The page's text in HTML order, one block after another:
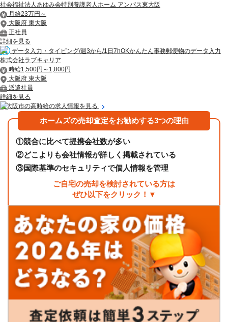
社会福祉法人あゆみ会特別養護老人ホーム アンパス東大阪
月給23万円～
大阪府 東大阪
正社員
詳細を見る
データ入力・タイピング/週3から/1日7hOKかんたん事務郵便物のデータ入力
株式会社ラブキャリア
時給1,500円～1,800円
大阪府 東大阪
派遣社員
詳細を見る
東大阪市の高時給の求人情報を見る
ホームズの売却査定をお勧めする3つの理由
①競合に比べて提携会社数が多い
②どこよりも会社情報が詳しく掲載されている
③国際基準のセキュリティで個人情報を管理
ご自宅の売却を検討されている方は
ぜひ以下をクリック！▼